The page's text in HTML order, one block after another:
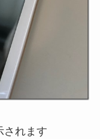
されます